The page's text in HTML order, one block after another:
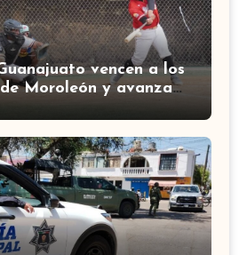
vencen a los
Moroleón y avanzan
de béisbol